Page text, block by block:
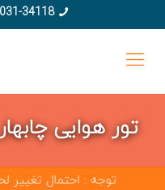
031-34118
تور هوایی
توجه : احتمال تغییر